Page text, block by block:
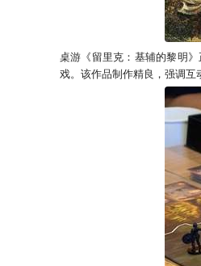
桌游《留里克：基辅的黎明
戏。该作品制作精良，强调互